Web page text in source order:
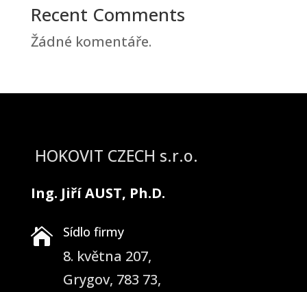
Recent Comments
Žádné komentáře.
HOKOVIT CZECH s.r.o.
Ing. Jiří AUST, Ph.D.
 Sídlo firmy
8. května 207,
Grygov, 783 73,